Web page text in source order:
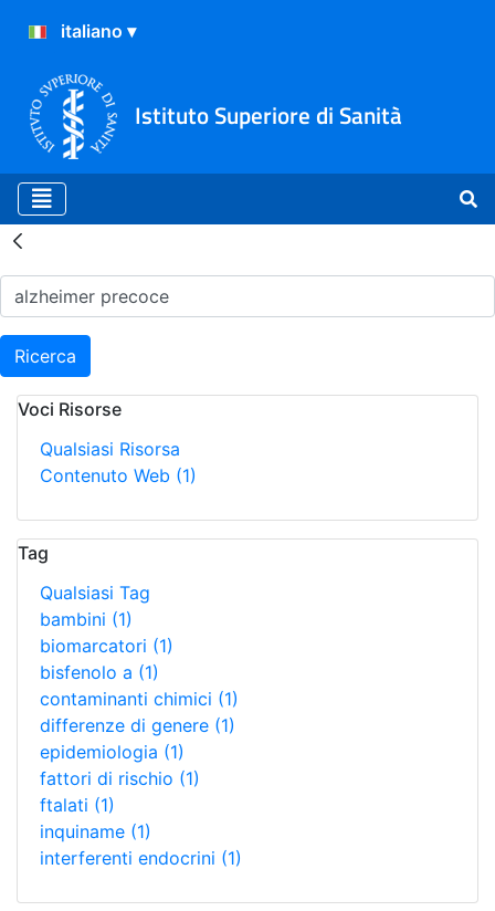
Istituto Superiore di Sanità
Risultati della Ricerca -
Ricerca
Voci Risorse
Qualsiasi Risorsa
Contenuto Web (1)
Tag
Qualsiasi Tag
bambini (1)
biomarcatori (1)
bisfenolo a (1)
contaminanti chimici (1)
differenze di genere (1)
epidemiologia (1)
fattori di rischio (1)
ftalati (1)
inquiname (1)
interferenti endocrini (1)